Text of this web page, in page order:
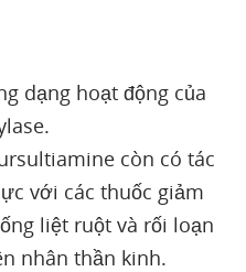
dạng hoạt động của
còn có tác
với các thuốc giảm
liệt ruột và rối loạn
nhân thần kinh.